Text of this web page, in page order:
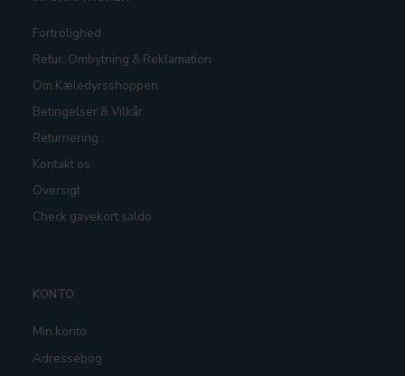
Fortrolighed
Retur, Ombytning & Reklamation
Om Kæledyrsshoppen
Betingelser & Vilkår
Returnering
Kontakt os
Oversigt
Check gavekort saldo
KONTO
Min konto
Adressebog